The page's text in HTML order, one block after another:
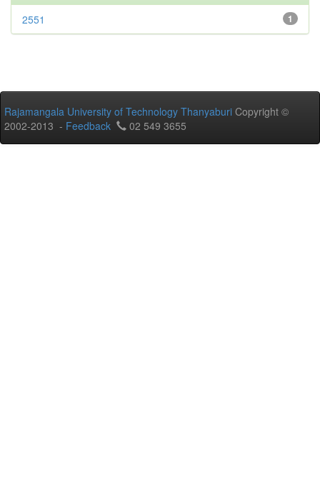
1
2551
Rajamangala University of Technology Thanyaburi Copyright ©
2002-2013 - Feedback 02 549 3655